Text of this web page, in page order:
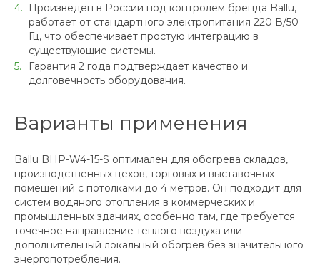
Произведён в России под контролем бренда Ballu,
работает от стандартного электропитания 220 В/50
Гц, что обеспечивает простую интеграцию в
существующие системы.
Гарантия 2 года подтверждает качество и
долговечность оборудования.
Варианты применения
Ballu BHP-W4-15-S оптимален для обогрева складов,
производственных цехов, торговых и выставочных
помещений с потолками до 4 метров. Он подходит для
систем водяного отопления в коммерческих и
промышленных зданиях, особенно там, где требуется
точечное направление теплого воздуха или
дополнительный локальный обогрев без значительного
энергопотребления.